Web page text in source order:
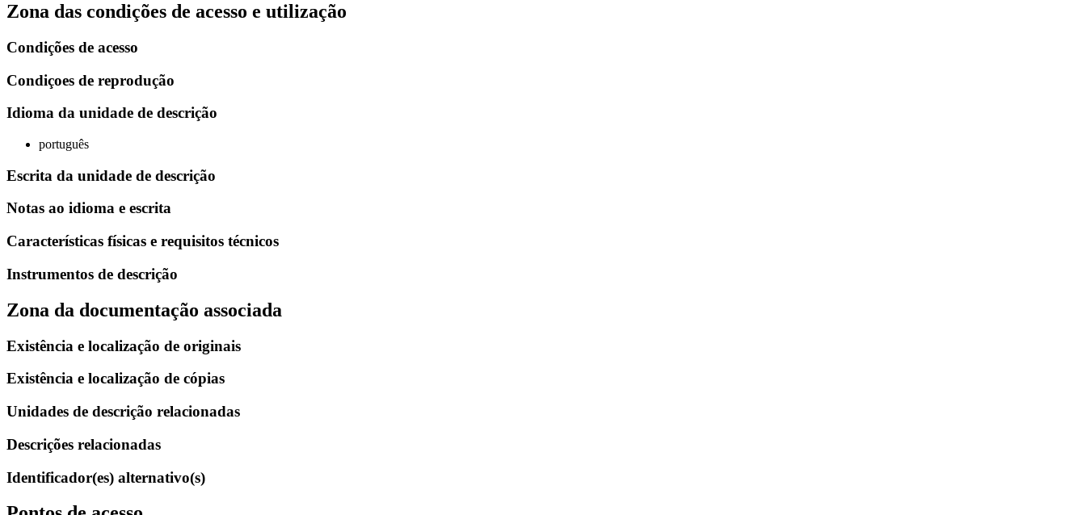
Zona das condições de acesso e utilização
Condições de acesso
Condiçoes de reprodução
Idioma da unidade de descrição
português
Escrita da unidade de descrição
Notas ao idioma e escrita
Características físicas e requisitos técnicos
Instrumentos de descrição
Zona da documentação associada
Existência e localização de originais
Existência e localização de cópias
Unidades de descrição relacionadas
Descrições relacionadas
Identificador(es) alternativo(s)